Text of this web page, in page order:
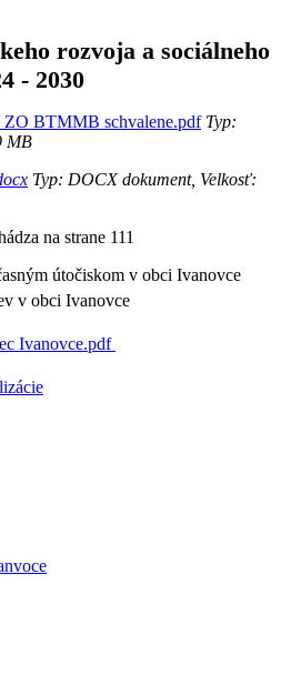
rozvoja a sociálneho
- 2030
ZO BTMMB schvalene.pdfTyp:
MB
Typ: DOCX dokument, Velkosť:
na strane 111
útočiskom v obci Ivanovce
Ivanovce.pdf